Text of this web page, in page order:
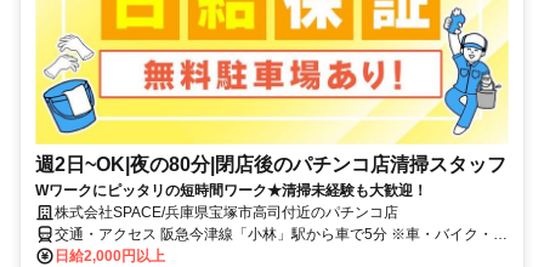
週2日~OK|夜の80分|閉店後のパチンコ店清掃スタッフ
Wワークにピッタリの短時間ワーク★清掃未経験も大歓迎！
株式会社SPACE/兵庫県宝塚市高司付近のパチンコ店
交通・アクセス 阪急今津線「小林」駅から車で5分 ※車・バイク・自
転車通勤OK
日給2,000円以上